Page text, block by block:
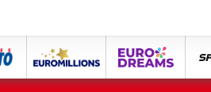
Euro
Millions
eurodreams